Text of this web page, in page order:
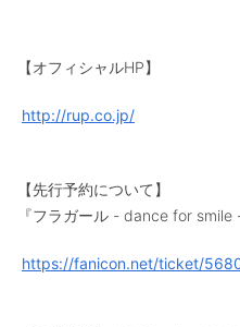
【オフィシャルHP】
http://rup.co.jp/
【先行予約について】
『フラガール - dance for
https://fanicon.net/ticket/